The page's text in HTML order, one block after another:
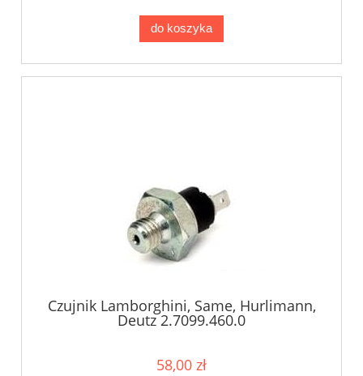
do koszyka
Czujnik Lamborghini, Same, Hurlimann,
Deutz 2.7099.460.0
58,00 zł